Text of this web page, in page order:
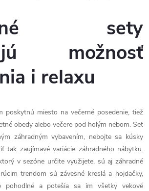
sety
možnosť
i relaxu
poskytnú miesto na večerné posedenie, tiež
obedy alebo večere pod holým nebom. Set
záhradným vybavením, nebojte sa kúsky
tak zaujímavé variácie záhradného nábytku.
v sezóne určite využijete, sú aj záhradné
trendom sú závesné kreslá a hojdačky,
pohodlné a potešia sa im všetky vekové